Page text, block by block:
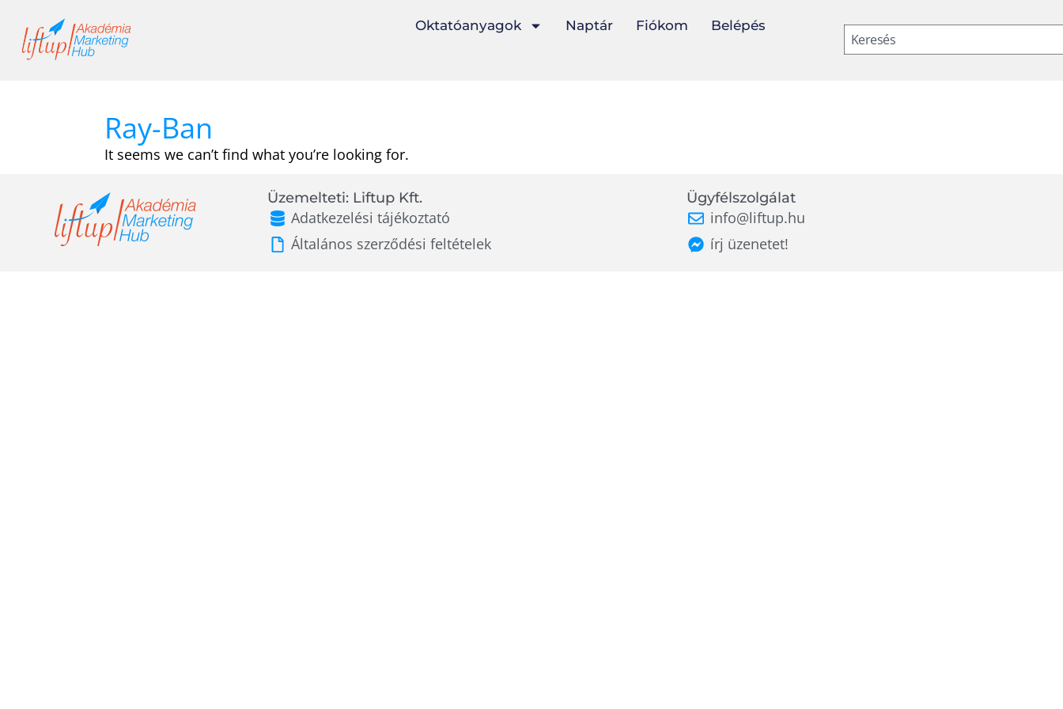
content
Oktatóanyagok Naptár Fiókom Belépés
Ray-Ban
It seems we can’t find what you’re looking for.
Üzemelteti: Liftup Kft.
Adatkezelési tájékoztató
Általános szerződési feltételek
Ügyfélszolgálat
info@liftup.hu
írj üzenetet!